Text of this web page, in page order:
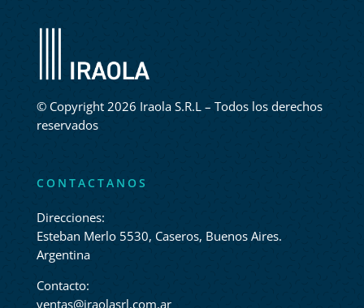
© Copyright 2026 Iraola S.R.L – Todos los derechos
reservados
CONTACTANOS
Direcciones:
Esteban Merlo 5530, Caseros, Buenos Aires.
Argentina
Contacto:
ventas@iraolasrl.com.ar